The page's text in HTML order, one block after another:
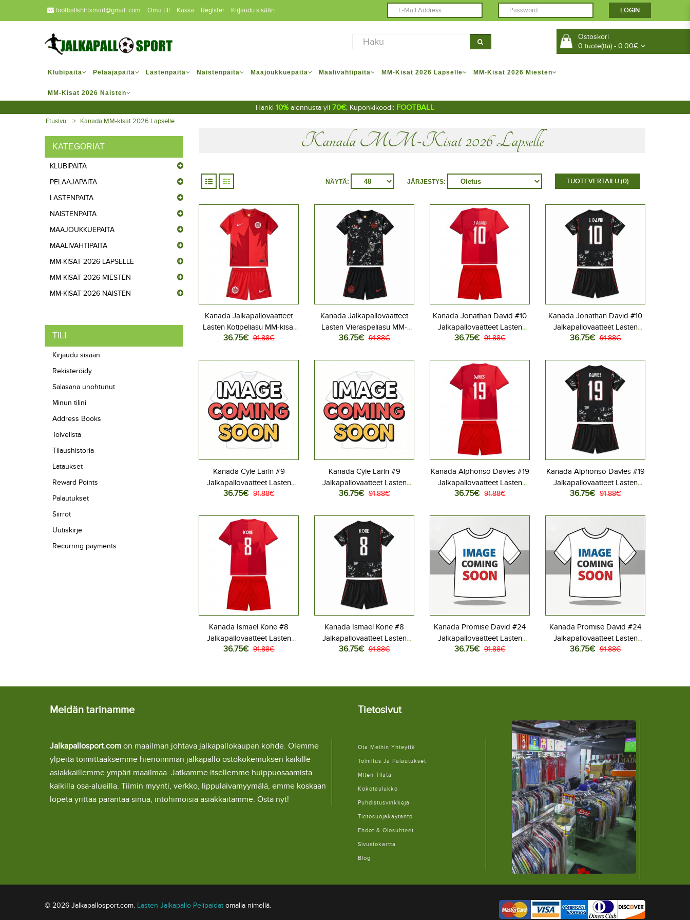
footballshirtsmart@gmail.com Oma tili Kassa Register Kirjaudu sisään
Ostoskori
0 tuote(tta) - 0.00€
Klubipaita Pelaajapaita Lastenpaita Naistenpaita Maajoukkuepaita Maalivahtipaita MM-Kisat 2026 Lapselle MM-Kisat 2026 Miesten
MM-Kisat 2026 Naisten
Hanki 10% alennusta yli 70€, Kuponkikoodi: FOOTBALL
Etusivu Kanada MM-kisat 2026 Lapselle
KATEGORIAT
KLUBIPAITA
PELAAJAPAITA
LASTENPAITA
NAISTENPAITA
MAAJOUKKUEPAITA
MAALIVAHTIPAITA
MM-KISAT 2026 LAPSELLE
MM-KISAT 2026 MIESTEN
MM-KISAT 2026 NAISTEN
TILI
Kirjaudu sisään
Rekisteröidy
Salasana unohtunut
Minun tilini
Address Books
Toivelista
Tilaushistoria
Lataukset
Reward Points
Palautukset
Siirrot
Uutiskirje
Recurring payments
Kanada MM-Kisat 2026 Lapselle
TUOTEVERTAILU (0)
JÄRJESTYS:
NÄYTÄ:
Kanada Jalkapallovaatteet
Lasten Kotipeliasu MM-kisat
2026 Lyhythihainen (+ Lyhyet
36.75€ 91.88€
Kanada Jalkapallovaatteet
Lasten Vieraspeliasu MM-
kisat 2026 Lyhythihainen (+
36.75€ 91.88€
Kanada Jonathan David #10
Jalkapallovaatteet Lasten
Kotipeliasu MM-kisat 2026
housut)
36.75€ 91.88€
Kanada Jonathan David #10
Jalkapallovaatteet Lasten
Vieraspeliasu MM-kisat 2026
housut)
36.75€ 91.88€
Kanada Cyle Larin #9
Jalkapallovaatteet Lasten
Kotipeliasu MM-kisat 2026
housut)
36.75€ 91.88€
Kanada Cyle Larin #9
Jalkapallovaatteet Lasten
Vieraspeliasu MM-kisat 2026
housut)
36.75€ 91.88€
Kanada Alphonso Davies #19
Jalkapallovaatteet Lasten
Kotipeliasu MM-kisat 2026
housut)
36.75€ 91.88€
Kanada Alphonso Davies #19
Jalkapallovaatteet Lasten
Vieraspeliasu MM-kisat 2026
housut)
36.75€ 91.88€
Kanada Ismael Kone #8
Jalkapallovaatteet Lasten
Kotipeliasu MM-kisat 2026
36.75€ 91.88€
Kanada Ismael Kone #8
Jalkapallovaatteet Lasten
Vieraspeliasu MM-kisat 2026
36.75€ 91.88€
Kanada Promise David #24
Jalkapallovaatteet Lasten
Kotipeliasu MM-kisat 2026
36.75€ 91.88€
Kanada Promise David #24
Jalkapallovaatteet Lasten
Vieraspeliasu MM-kisat 2026
36.75€ 91.88€
Meidän tarinamme
Jalkapallosport.com on maailman johtava jalkapallokaupan kohde. Olemme
ylpeitä toimittaaksemme hienoimman jalkapallo ostokokemuksen kaikille
asiakkaillemme ympäri maailmaa. Jatkamme itsellemme huippuosaamista
kaikilla osa-alueilla. Tiimin myynti, verkko, lippulaivamyymälä, emme koskaan
lopeta yrittää parantaa sinua, intohimoisia asiakkaitamme. Osta nyt!
Tietosivut
Ota Meihin Yhteyttä
Toimitus Ja Palautukset
Miten Tilata
Kokotaulukko
Puhdistusvinkkejä
Tietosuojakäytäntö
Ehdot & Olosuhteet
Sivustokartta
Blog
© 2026 Jalkapallosport.com. Lasten Jalkapallo Pelipaidat omalla nimellä.